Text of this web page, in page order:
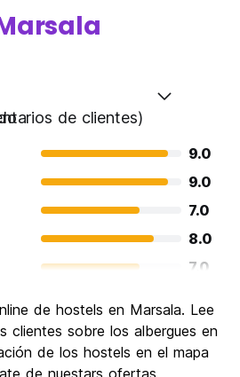
de clientes)
9.0
9.0
7.0
8.0
7.0
8.0
7.0
de hostels en Marsala. Lee
clientes sobre los albergues en
de los hostels en el mapa
de nuestars ofertas